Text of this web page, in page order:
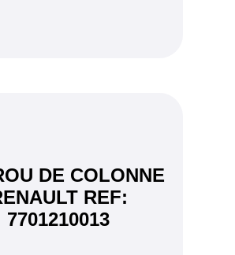
DE COLONNE
REF:
7701210013